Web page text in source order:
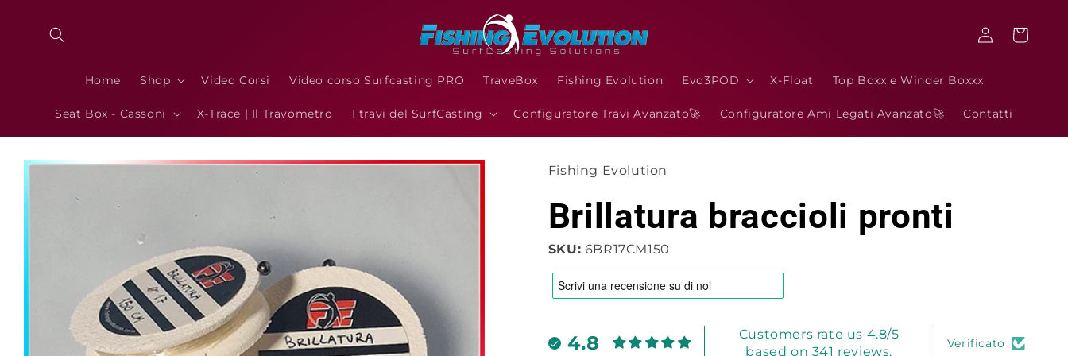
ai contenuti
Home Shop Video Corsi Video corso Surfcasting PRO TraveBox Fishing Evolution Evo3POD X-Float Top Boxx e Winder Boxxx
Seat Box - Cassoni X-Trace | Il Travometro I travi del SurfCasting Configuratore Travi Avanzato🚀 Configuratore Ami Legati Avanzato🚀 Contatti
Accedi Carrello
Passa alle
sul prodotto
Fishing Evolution
Brillatura braccioli pronti
SKU: 6BR17CM150
4.8
Customers rate us 4.8/5
based on 341 reviews.
Verificato